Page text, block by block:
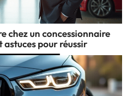
chez un concessionnaire
astuces pour réussir